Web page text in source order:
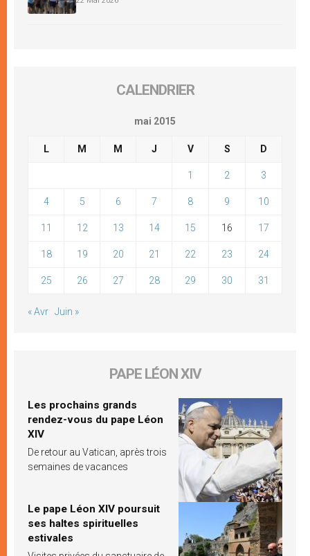
CALENDRIER
mai 2015
L M M J V S D
1 2 3
4 5 6 7 8 9 10
11 12 13 14 15 16 17
18 19 20 21 22 23 24
25 26 27 28 29 30 31
« Avr Juin »
PAPE LÉON XIV
Les prochains grands
rendez-vous du pape Léon
XIV
De retour au Vatican, après trois
semaines de vacances
Le pape Léon XIV poursuit
ses haltes spirituelles
estivales